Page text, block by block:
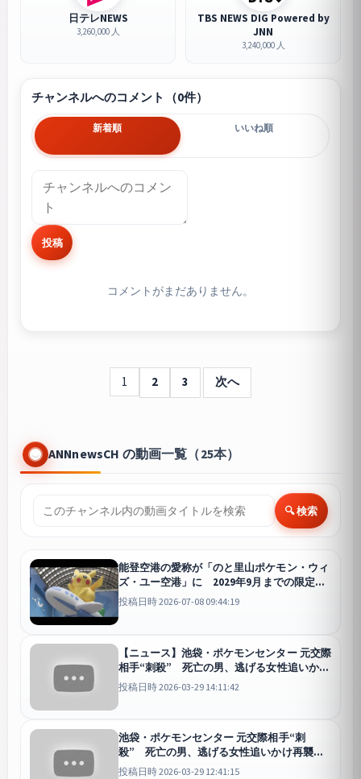
日テレNEWS
3,260,000 人
TBS NEWS DIG Powered by
JNN
3,240,000 人
チャンネルへのコメント（0件）
新着順 いいね順
投稿
コメントがまだありません。
1 2 3 次へ
ANNnewsCH の動画一覧（25本）
🔍 検索
能登空港の愛称が「のと里山ポケモン・ウィ
ズ・ユー空港」に 2029年9月までの限定
【知っておきたい！】【グッド！モーニン
グ】(2026年7月8日)
投稿日時 2026-07-08 09:44:19
【ニュース】池袋・ポケモンセンター 元交際
相手“刺殺” 死亡の男、逃げる女性追いかけ
再襲撃か#shorts
投稿日時 2026-03-29 14:11:42
池袋・ポケモンセンター 元交際相手“刺
殺” 死亡の男、逃げる女性追いかけ再襲撃
か(2026年3月29日)
投稿日時 2026-03-29 12:41:15